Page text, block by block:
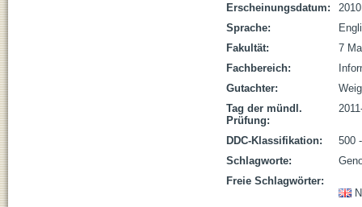
Erscheinungsdatum:
2010
Sprache:
Fakultät:
7
Fachbereich:
Gutachter:
Tag der mündl.
Prüfung:
DDC-Klassifikation:
500
Schlagworte:
Freie Schlagwörter: